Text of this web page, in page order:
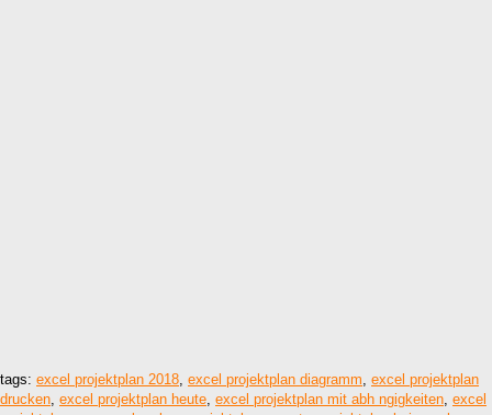
tags: excel projektplan 2018, excel projektplan diagramm, excel projektplan
drucken, excel projektplan heute, excel projektplan mit abh ngigkeiten, excel